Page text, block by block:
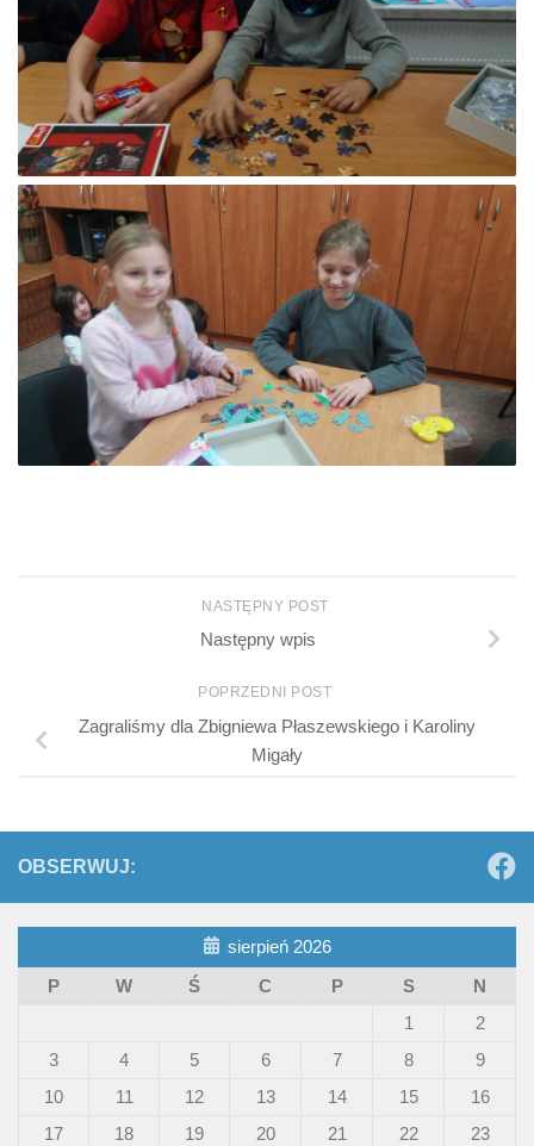
NASTĘPNY POST
Następny wpis
POPRZEDNI POST
Zagraliśmy dla Zbigniewa Płaszewskiego i Karoliny
Migały
OBSERWUJ:
sierpień 2026
P
W Ś C P S
N
1
2
3
4 5 6 7 8
9
10
11 12 13 14 15
16
17
18 19 20 21 22
23